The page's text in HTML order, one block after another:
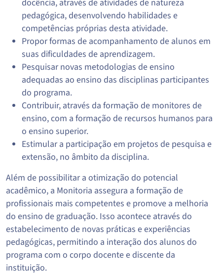
docência, através de atividades de natureza
pedagógica, desenvolvendo habilidades e
competências próprias desta atividade.
Propor formas de acompanhamento de alunos em
suas dificuldades de aprendizagem.
Pesquisar novas metodologias de ensino
adequadas ao ensino das disciplinas participantes
do programa.
Contribuir, através da formação de monitores de
ensino, com a formação de recursos humanos para
o ensino superior.
Estimular a participação em projetos de pesquisa e
extensão, no âmbito da disciplina.
Além de possibilitar a otimização do potencial
acadêmico, a Monitoria assegura a formação de
profissionais mais competentes e promove a melhoria
do ensino de graduação. Isso acontece através do
estabelecimento de novas práticas e experiências
pedagógicas, permitindo a interação dos alunos do
programa com o corpo docente e discente da
instituição.